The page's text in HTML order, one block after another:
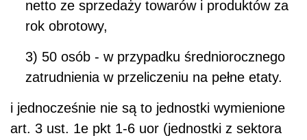
netto ze sprzedaży towarów i produktów za
rok obrotowy,
3) 50 osób - w przypadku średniorocznego
zatrudnienia w przeliczeniu na pełne etaty.
i jednocześnie nie są to jednostki wymienione
art. 3 ust. 1e pkt 1-6 uor (jednostki z sektora